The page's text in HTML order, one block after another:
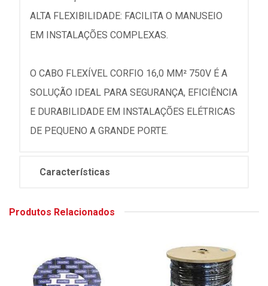
ALTA FLEXIBILIDADE: FACILITA O MANUSEIO
EM INSTALAÇÕES COMPLEXAS.
O CABO FLEXÍVEL CORFIO 16,0 MM² 750V É A
SOLUÇÃO IDEAL PARA SEGURANÇA, EFICIÊNCIA
E DURABILIDADE EM INSTALAÇÕES ELÉTRICAS
DE PEQUENO A GRANDE PORTE.
Características
Produtos Relacionados